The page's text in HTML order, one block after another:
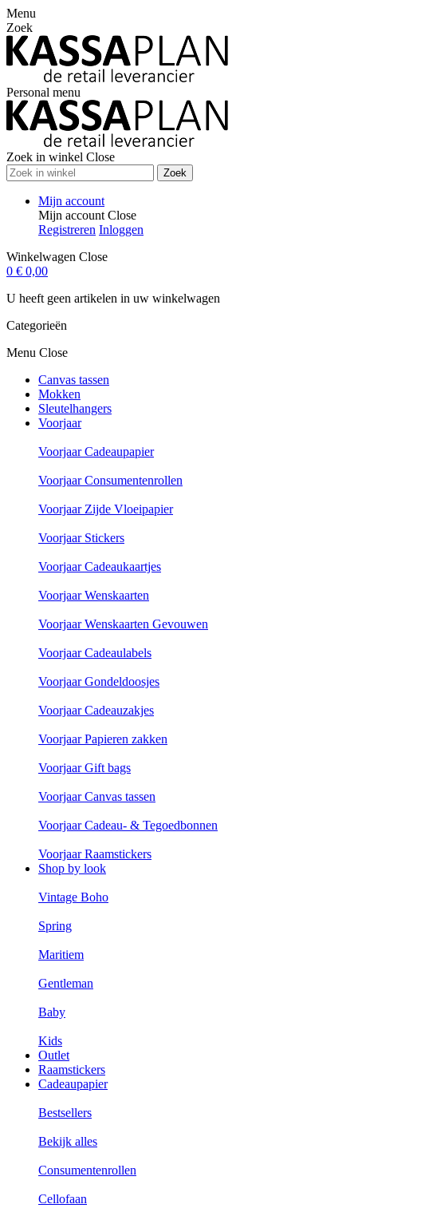
Menu
Zoek
Personal menu
Zoek in winkel Close
Zoek
Mijn account
Mijn account Close
Registreren Inloggen
Winkelwagen Close
0 € 0,00
U heeft geen artikelen in uw winkelwagen
Categorieën
Menu Close
Canvas tassen
Mokken
Sleutelhangers
Voorjaar
Voorjaar Cadeaupapier
Voorjaar Consumentenrollen
Voorjaar Zijde Vloeipapier
Voorjaar Stickers
Voorjaar Cadeaukaartjes
Voorjaar Wenskaarten
Voorjaar Wenskaarten Gevouwen
Voorjaar Cadeaulabels
Voorjaar Gondeldoosjes
Voorjaar Cadeauzakjes
Voorjaar Papieren zakken
Voorjaar Gift bags
Voorjaar Canvas tassen
Voorjaar Cadeau- & Tegoedbonnen
Voorjaar Raamstickers
Shop by look
Vintage Boho
Spring
Maritiem
Gentleman
Baby
Kids
Outlet
Raamstickers
Cadeaupapier
Bestsellers
Bekijk alles
Consumentenrollen
Cellofaan